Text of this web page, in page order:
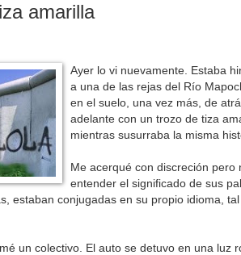
amarilla
Ayer lo vi nuevamente. Estaba
a una de las rejas del Río
en el suelo, una vez más, de
adelante con un trozo de tiza
mientras susurraba la misma
Me acerqué con discreción pero
entender el significado de sus
estaban conjugadas en su propio idioma,
un colectivo. El auto se detuvo en una luz